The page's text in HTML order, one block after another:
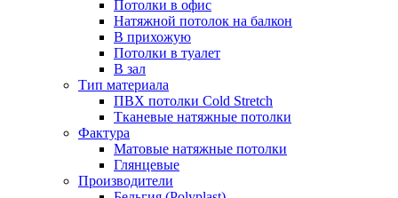
Потолки в офис
Натяжной потолок на балкон
В прихожую
Потолки в туалет
В зал
Тип материала
ПВХ потолки Cold Stretch
Тканевые натяжные потолки
Фактура
Матовые натяжные потолки
Глянцевые
Производители